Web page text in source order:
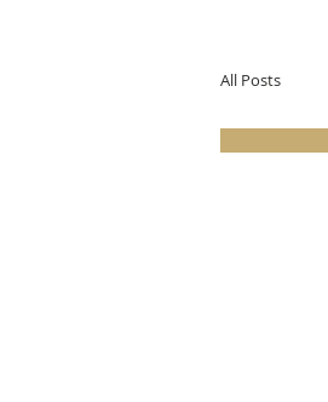
All Posts